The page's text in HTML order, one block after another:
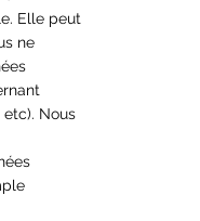
Elle peut
ne
etc). Nous